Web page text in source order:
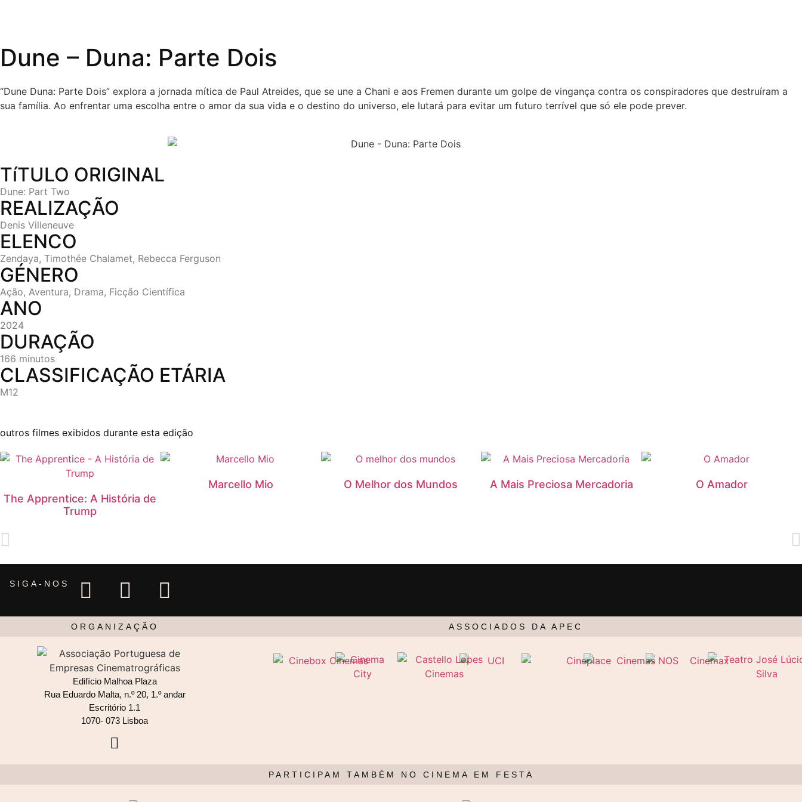
Dune – Duna: Parte Dois
“Dune Duna: Parte Dois” explora a jornada mítica de Paul Atreides, que se une a Chani e aos Fremen durante um golpe de vingança contra os conspiradores que destruíram a
sua família. Ao enfrentar uma escolha entre o amor da sua vida e o destino do universo, ele lutará para evitar um futuro terrível que só ele pode prever.
TíTULO ORIGINAL
Dune: Part Two
REALIZAÇÃO
Denis Villeneuve
ELENCO
Zendaya, Timothée Chalamet, Rebecca Ferguson
GÉNERO
Ação, Aventura, Drama, Ficção Científica
ANO
2024
DURAÇÃO
166 minutos
CLASSIFICAÇÃO ETÁRIA
M12
outros filmes exibidos durante esta edição
The Apprentice: A História de
Trump
Marcello Mio O Melhor dos Mundos A Mais Preciosa Mercadoria O Amador
SIGA-NOS
ORGANIZAÇÃO
Edifício Malhoa Plaza
Rua Eduardo Malta, n.º 20, 1.º andar
Escritório 1.1
1070- 073 Lisboa
ASSOCIADOS DA APEC
PARTICIPAM TAMBÉM NO CINEMA EM FESTA